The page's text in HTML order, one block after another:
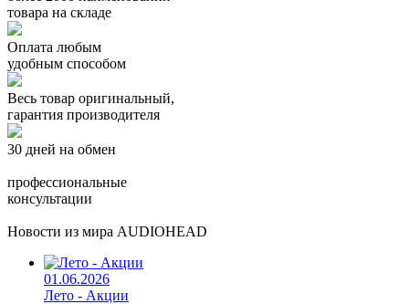
товара на складе
Оплата любым
удобным способом
Весь товар оригинальный,
гарантия производителя
30 дней на обмен
профессиональные
консультации
Новости из мира AUDIOHEAD
01.06.2026
Лето - Акции